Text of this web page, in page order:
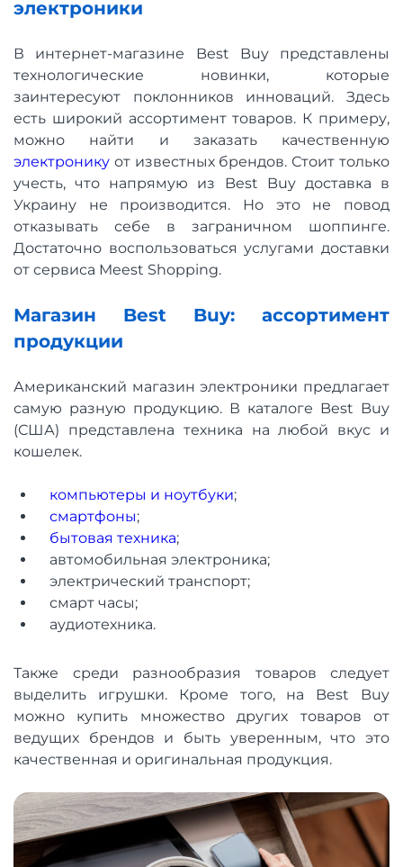
электроники
В интернет-магазине Best Buy представлены
технологические новинки, которые
заинтересуют поклонников инноваций. Здесь
есть широкий ассортимент товаров. К примеру,
можно найти и заказать качественную
электронику от известных брендов. Стоит только
учесть, что напрямую из Best Buy доставка в
Украину не производится. Но это не повод
отказывать себе в заграничном шоппинге.
Достаточно воспользоваться услугами доставки
от сервиса Meest Shopping.
Магазин Best Buy: ассортимент
продукции
Американский магазин электроники предлагает
самую разную продукцию. В каталоге Best Buy
(США) представлена ​​техника на любой вкус и
кошелек.
компьютеры и ноутбуки;
смартфоны;
бытовая техника;
автомобильная электроника;
электрический транспорт;
смарт часы;
аудиотехника.
Также среди разнообразия товаров следует
выделить игрушки. Кроме того, на Best Buy
можно купить множество других товаров от
ведущих брендов и быть уверенным, что это
качественная и оригинальная продукция.